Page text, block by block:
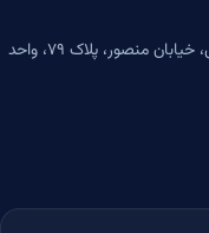
تهران، خیابان ولیعصر، ابتدای خیابان مطهری، خیابان منصور، پلاک ۷۹، واحد